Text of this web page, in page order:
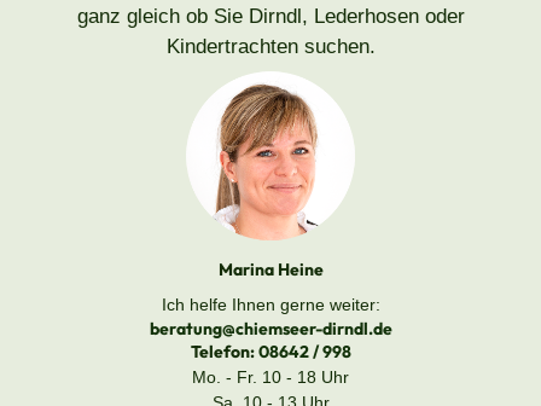
ganz gleich ob Sie Dirndl, Lederhosen oder
Kindertrachten suchen.
Marina Heine
Ich helfe Ihnen gerne weiter:
beratung@chiemseer-dirndl.de
Telefon:08642 / 998
Mo. - Fr. 10 - 18 Uhr